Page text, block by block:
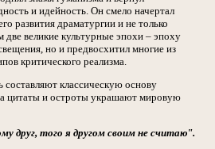
и идейность. Он смело начертал
развития драматургии и не только
две великие культурные эпохи – эпоху
но и предвосхитил многие из
критического реализма.
классическую основу
а цитаты и остроты украшают мировую
друг, того я другом своим не считаю".